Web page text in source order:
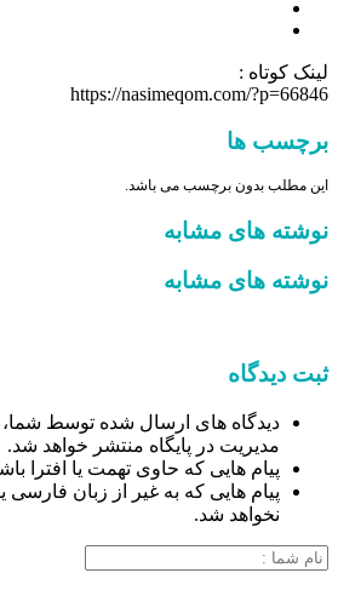
لینک کوتاه :
https://nasimeqom.com/?p=66846
برچسب ها
این مطلب بدون برچسب می باشد.
نوشته های مشابه
نوشته های مشابه
ثبت دیدگاه
دیدگاه های ارسال شده توسط شما،
مدیریت در پایگاه منتشر خواهد شد.
پیام هایی که حاوی تهمت یا افترا
پیام هایی که به غیر از زبان فارسی
نخواهد شد.